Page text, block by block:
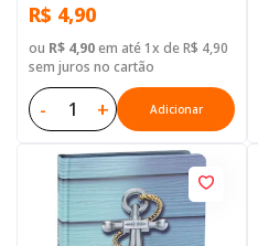
R$ 4,90
ou R$ 4,90em até 1x de R$ 4,90
sem juros no cartão
- + Adicionar